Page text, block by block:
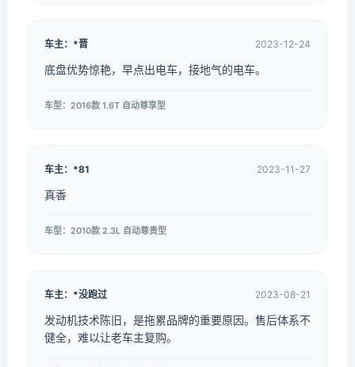
车主：*晋 2023-12-24
底盘优势惊艳，早点出电车，接地气的电车。
车型：2016款 1.6T 自动尊享型
车主：*81 2023-11-27
真香
车型：2010款 2.3L 自动尊贵型
车主：*没跑过 2023-08-21
发动机技术陈旧，是拖累品牌的重要原因。售后体系不
健全，难以让老车主复购。